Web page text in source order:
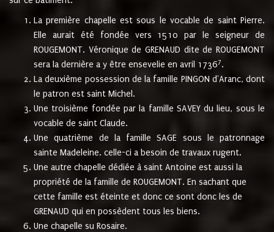
La première chapelle est sous le vocable de saint Pierre.
Elle aurait été fondée vers 1510 par le seigneur de
ROUGEMONT. Véronique de GRENAUD dite de ROUGEMONT
sera la dernière a y être ensevelie en avril 17367.
La deuxième possession de la famille PINGON d'Aranc, dont
le patron est saint Michel.
Une troisième fondée par la famille SAVEY du lieu, sous le
vocable de saint Claude.
Une quatrième de la famille SAGE sous le patronnage
sainte Madeleine. celle-ci a besoin de travaux rugent.
Une autre chapelle dédiée à saint Antoine est aussi la
propriété de la famille de ROUGEMONT. En sachant que
cette famille est éteinte et donc ce sont donc les de
GRENAUD qui en possèdent tous les biens.
Une chapelle su Rosaire.